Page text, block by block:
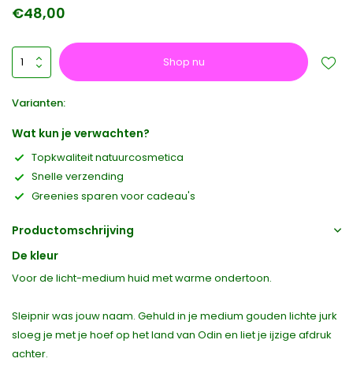
€48,00
Shop nu
Varianten:
Wat kun je verwachten?
Topkwaliteit natuurcosmetica
Snelle verzending
Greenies sparen voor cadeau's
Productomschrijving
De kleur
Voor de licht-medium huid met warme ondertoon.
Sleipnir was jouw naam. Gehuld in je medium gouden lichte jurk
sloeg je met je hoef op het land van Odin en liet je ijzige afdruk
achter.